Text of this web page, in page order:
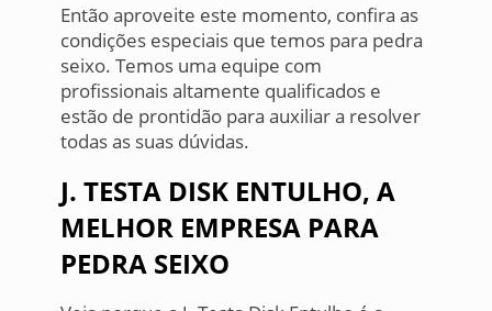
Então aproveite este momento, confira as
condições especiais que temos para pedra
seixo. Temos uma equipe com
profissionais altamente qualificados e
estão de prontidão para auxiliar a resolver
todas as suas dúvidas.
J. TESTA DISK ENTULHO, A
MELHOR EMPRESA PARA
PEDRA SEIXO